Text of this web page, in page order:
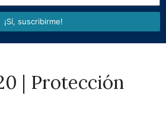
¡Sí, suscribirme!
| Protección